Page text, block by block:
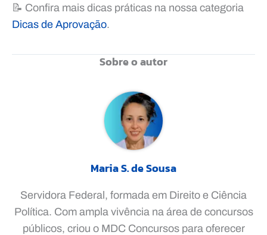
📝 Confira mais dicas práticas na nossa categoria
Dicas de Aprovação.
Sobre o autor
Maria S. de Sousa
Servidora Federal, formada em Direito e Ciência
Política. Com ampla vivência na área de concursos
públicos, criou o MDC Concursos para oferecer